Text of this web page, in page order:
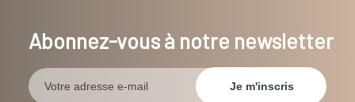
Abonnez-vous à notre newsletter